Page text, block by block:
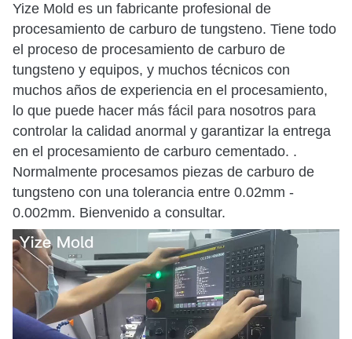
Yize Mold es un fabricante profesional de
procesamiento de carburo de tungsteno. Tiene todo
el proceso de procesamiento de carburo de
tungsteno y equipos, y muchos técnicos con
muchos años de experiencia en el procesamiento,
lo que puede hacer más fácil para nosotros para
controlar la calidad anormal y garantizar la entrega
en el procesamiento de carburo cementado. .
Normalmente procesamos piezas de carburo de
tungsteno con una tolerancia entre 0.02mm -
0.002mm. Bienvenido a consultar.